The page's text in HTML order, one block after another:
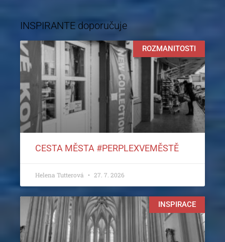
INSPIRANTE doporučuje
ROZMANITOSTI
CESTA MĚSTA #PERPLEXVEMĚSTĚ
Helena Tutterová 27. 7. 2026
INSPIRACE